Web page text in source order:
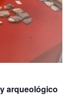
i
ó
d
e
n
e
v
s
arqueológico